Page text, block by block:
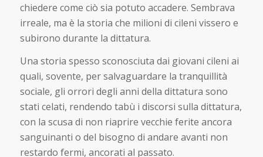
chiedere come ciò sia potuto accadere. Sembrava
irreale, ma è la storia che milioni di cileni vissero e
subirono durante la dittatura.
Una storia spesso sconosciuta dai giovani cileni ai
quali, sovente, per salvaguardare la tranquillità
sociale, gli orrori degli anni della dittatura sono
stati celati, rendendo tabù i discorsi sulla dittatura,
con la scusa di non riaprire vecchie ferite ancora
sanguinanti o del bisogno di andare avanti non
restardo fermi, ancorati al passato.